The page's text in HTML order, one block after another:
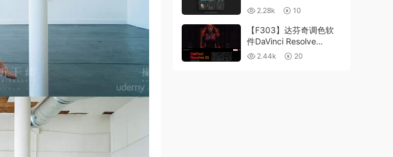
预设 MonoNodes LOOK
LAB PRINT V4.0
2.28k 10
【F303】达芬奇调色软
件DaVinci Resolve
Studio21.0.3 中文版
2.44k 20